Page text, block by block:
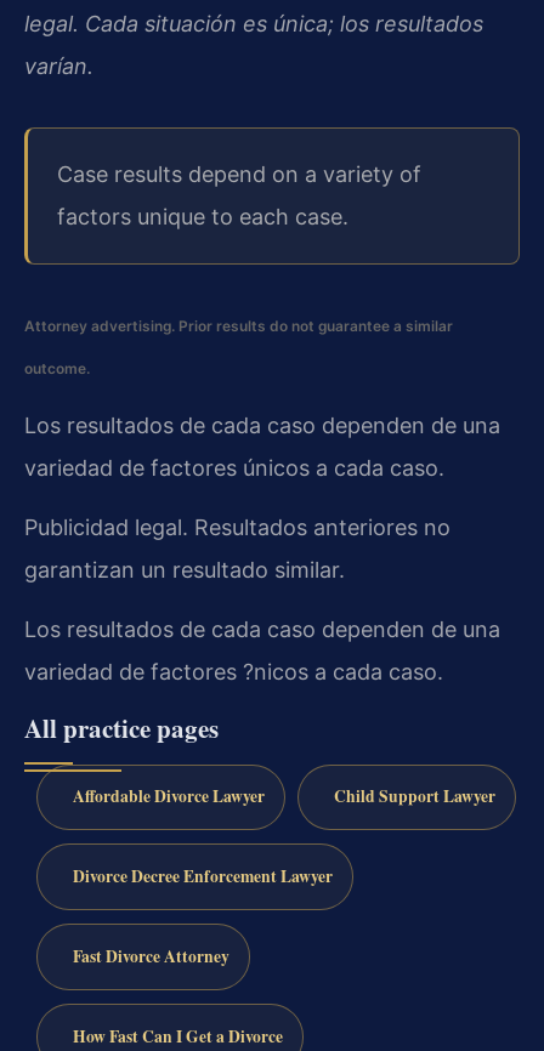
legal. Cada situación es única; los resultados
varían.
Case results depend on a variety of
factors unique to each case.
Attorney advertising. Prior results do not guarantee a similar
outcome.
Los resultados de cada caso dependen de una
variedad de factores únicos a cada caso.
Publicidad legal. Resultados anteriores no
garantizan un resultado similar.
Los resultados de cada caso dependen de una
variedad de factores ?nicos a cada caso.
All practice pages
Affordable Divorce Lawyer Child Support Lawyer
Divorce Decree Enforcement Lawyer
Fast Divorce Attorney
How Fast Can I Get a Divorce